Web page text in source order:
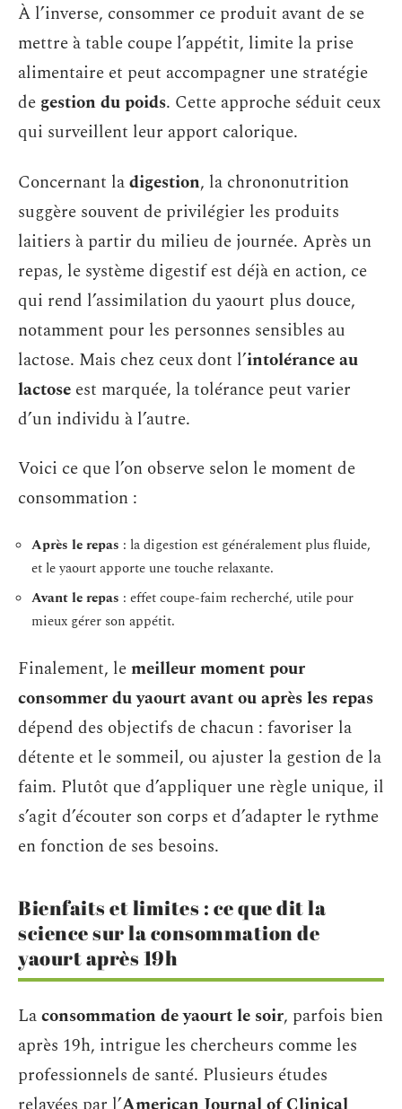
À l’inverse, consommer ce produit avant de se
mettre à table coupe l’appétit, limite la prise
alimentaire et peut accompagner une stratégie
de gestion du poids. Cette approche séduit ceux
qui surveillent leur apport calorique.
Concernant ladigestion, la chrononutrition
suggère souvent de privilégier les produits
laitiers à partir du milieu de journée. Après un
repas, le système digestif est déjà en action, ce
qui rend l’assimilation du yaourt plus douce,
notamment pour les personnes sensibles au
lactose. Mais chez ceux dont l’intolérance au
lactose est marquée, la tolérance peut varier
d’un individu à l’autre.
Voici ce que l’on observe selon le moment de
consommation :
Après le repas : la digestion est généralement plus fluide,
et le yaourt apporte une touche relaxante.
Avant le repas : effet coupe-faim recherché, utile pour
mieux gérer son appétit.
Finalement, lemeilleur moment pour
consommer du yaourt avant ou après les repas
dépend des objectifs de chacun : favoriser la
détente et le sommeil, ou ajuster la gestion de la
faim. Plutôt que d’appliquer une règle unique, il
s’agit d’écouter son corps et d’adapter le rythme
en fonction de ses besoins.
Bienfaits et limites : ce que dit la
science sur la consommation de
yaourt après 19h
Laconsommation de yaourt le soir, parfois bien
après 19h, intrigue les chercheurs comme les
professionnels de santé. Plusieurs études